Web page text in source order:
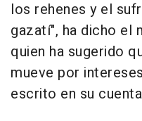
los rehenes y el
gazatí", ha dicho el
quien ha sugerido
mueve por
escrito en su